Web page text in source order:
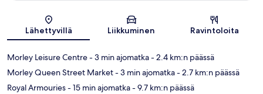
Kartta
Lähettyvillä Liikkuminen Ravintoloita
Morley Leisure Centre- 3 min ajomatka- 2.4 km:n päässä
Morley Queen Street Market- 3 min ajomatka- 2.7 km:n päässä
Royal Armouries- 15 min ajomatka- 9.7 km:n päässä